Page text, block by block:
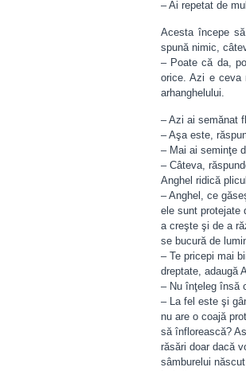
– Ai repetat de
Acesta începe
spună nimic,
– Poate că da,
orice. Azi e ceva
arhanghelului.
– Azi ai semănat
– Aşa este,
– Mai ai seminţe
– Câteva,
Anghel ridică
– Anghel, ce
ele sunt protejate
a creşte şi de a
se bucură de
– Te pricepi mai
dreptate, adaugă
– Nu înţeleg însă
– La fel este şi
nu are o coajă
să înflorească?
răsări doar dacă
sâmburelui